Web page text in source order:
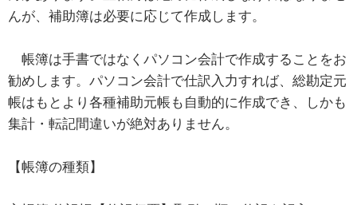
んが、補助簿は必要に応じて作成します。
帳簿は手書ではなくパソコン会計で作成することをお
勧めします。パソコン会計で仕訳入力すれば、総勘定元
帳はもとより各種補助元帳も自動的に作成でき、しかも
集計・転記間違いが絶対ありません。
【帳簿の種類】